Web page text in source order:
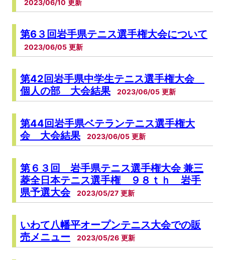
2023/06/10
第6３回岩手県テニス選手権大会について
2023/06/05
第42回岩手県中学生テニス選手権大会
個人の部 大会結果
2023/06/05
第44回岩手県ベテランテニス選手権大
会 大会結果
2023/06/05
第６３回 岩手県テニス選手権大会 兼三
菱全日本テニス選手権 ９８ｔｈ 岩手
県予選大会
2023/05/27
いわて八幡平オープンテニス大会での販
売メニュー
2023/05/26